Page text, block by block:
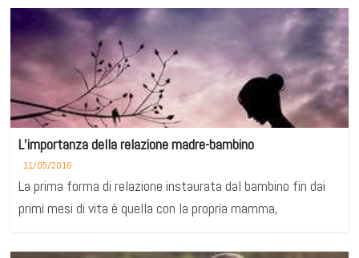
L’importanza della relazione madre-bambino
11/05/2016
La prima forma di relazione instaurata dal bambino fin dai
primi mesi di vita è quella con la propria mamma,